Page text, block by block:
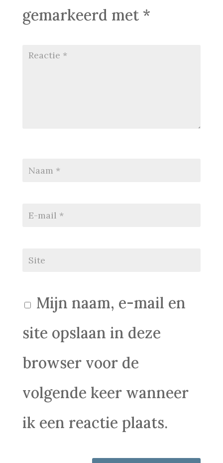
gemarkeerd met *
Mijn naam, e-mail en
site opslaan in deze
browser voor de
volgende keer wanneer
ik een reactie plaats.